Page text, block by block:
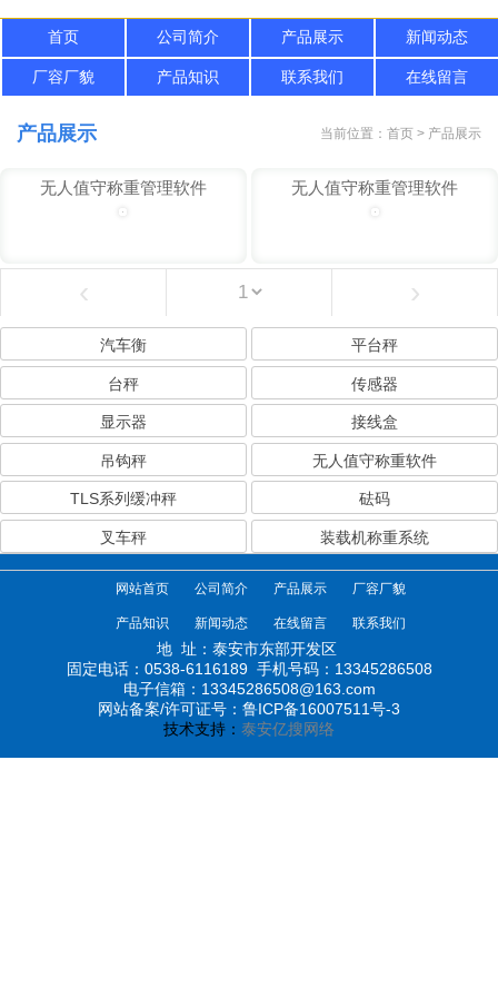
首页 公司简介 产品展示 新闻动态
厂容厂貌 产品知识 联系我们 在线留言
产品展示 当前位置：首页 > 产品展示
无人值守称重管理软件 无人值守称重管理软件
‹ ›
汽车衡 平台秤
台秤 传感器
显示器 接线盒
吊钩秤 无人值守称重软件
TLS系列缓冲秤 砝码
叉车秤 装载机称重系统
网站首页 公司简介 产品展示 厂容厂貌
产品知识 新闻动态 在线留言 联系我们
地 址：泰安市东部开发区
固定电话：0538-6116189 手机号码：13345286508
电子信箱：13345286508@163.com
网站备案/许可证号：鲁ICP备16007511号-3
技术支持： 泰安亿搜网络